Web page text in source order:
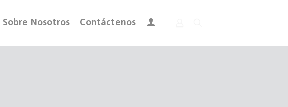
Sobre Nosotros Contáctenos